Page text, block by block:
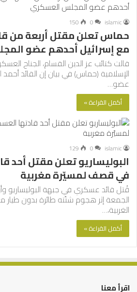
islamic
0
150
حماس تعلن مقتل أربعة من
مع إسرائيل أحدهم عضو
قالت كتائب عز الدين القسام، الجناح
الإسلامية (حماس) في بيان إن القائد أحمد
عضو…
أكمل القراءة »
islamic
0
129
البوليساريو تعلن مقتل أحد
في قصف لمسيّرة مغربية
قُتل قائد عسكري في جبهة البوليساريو
الجمعة إثر هجوم شنّته طائرة بدون طيار
الغربية،…
أكمل القراءة »
اقرأ معنا